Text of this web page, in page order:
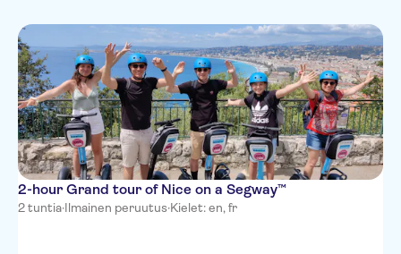
Official reseller
Tärkeimmät
nähtävyydet
2-hour Grand tour of Nice on a Segway™
2 tuntia·Ilmainen peruutus·Kielet: en, fr